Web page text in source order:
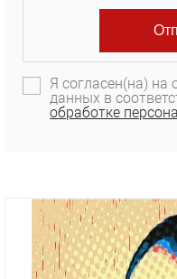
Я согласен(на) на
данных в
обработке